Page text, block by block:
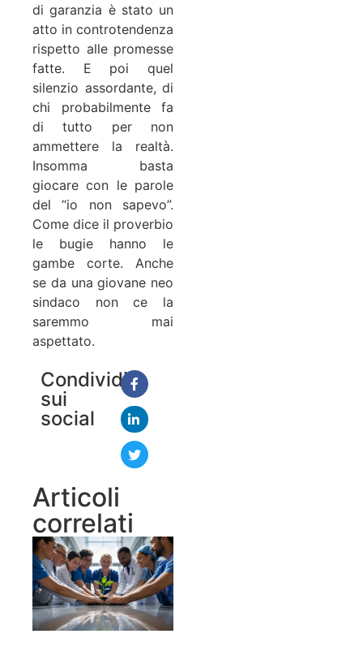
di garanzia è stato un
atto in controtendenza
rispetto alle promesse
fatte. E poi quel
silenzio assordante, di
chi probabilmente fa
di tutto per non
ammettere la realtà.
Insomma basta
giocare con le parole
del “io non sapevo”.
Come dice il proverbio
le bugie hanno le
gambe corte. Anche
se da una giovane neo
sindaco non ce la
saremmo mai
aspettato.
Condividi
sui
social
Articoli
correlati